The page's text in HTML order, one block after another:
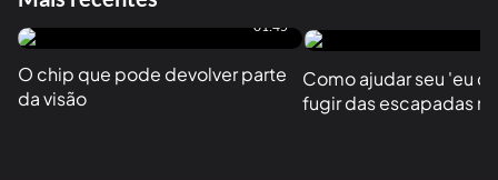
01:45
O chip que pode devolver parte
da visão
Como ajudar seu 'eu
fugir das escapadas